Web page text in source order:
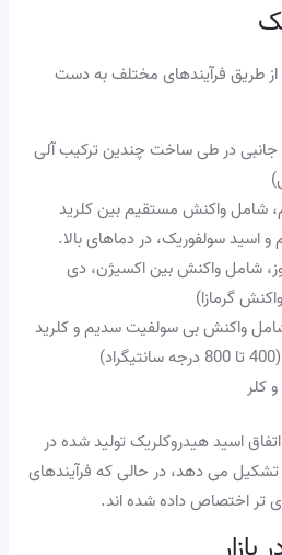
از طریق فرآیندهای مختلف به دست
در طی ساخت چندین ترکیب آلی
شامل واکنش مستقیم بین کلرید
و اسید سولفوریک، در دماهای بالا.
شامل واکنش بین اکسیژن، دی
گرمازا)
شامل واکنش بی سولفیت سدیم و کلرید
کلر
اسید هیدروکلریک تولید شده در
(بیش از 90٪) را تشکیل می دهد، در حالی که فرآیندهای
تر اختصاص داده شده اند.